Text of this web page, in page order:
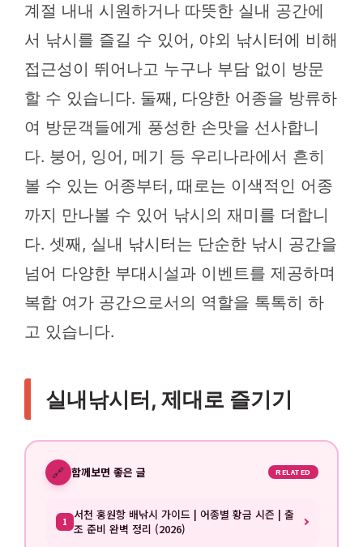
계절 내내 시원하거나 따뜻한 실내 공간에
서 낚시를 즐길 수 있어, 야외 낚시터에 비해
접근성이 뛰어나고 누구나 부담 없이 방문
할 수 있습니다. 둘째, 다양한 어종을 방류하
여 방문객들에게 풍성한 손맛을 선사합니
다. 붕어, 잉어, 메기 등 우리나라에서 흔히
볼 수 있는 어종부터, 때로는 이색적인 어종
까지 만나볼 수 있어 낚시의 재미를 더합니
다. 셋째, 실내 낚시터는 단순한 낚시 공간을
넘어 다양한 부대시설과 이벤트를 제공하며
복합 여가 공간으로서의 역할을 톡톡히 하
고 있습니다.
실내낚시터, 제대로 즐기기
🔗 함께보면 좋은 글 RELATED
1 서천 홍원항 배낚시 가이드 | 어종별 황금 시즌 | 출
조 준비 완벽 정리 (2026)